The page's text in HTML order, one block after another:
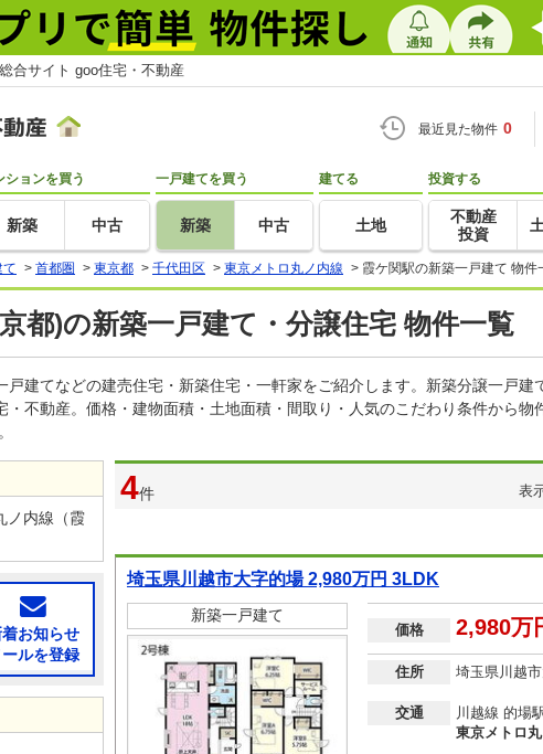
合サイト goo住宅・不動産
最近見た物件 0
ションを買う
新築 中古
一戸建てを買う
新築 中古
建てる
土地
投資する
不動産
投資
て > 首都圏 > 東京都 > 千代田区 > 東京メトロ丸ノ内線 > 霞ケ関駅の新築一戸建て 物件
都)の新築一戸建て・分譲住宅 物件一覧
戸建てなどの建売住宅・新築住宅・一軒家をご紹介します。新築分譲一戸
・不動産。価格・建物面積・土地面積・間取り・人気のこだわり条件から物
4件 表
埼玉県川越市大字的場 2,980万円 3LDK
新築一戸建て
価格 2,980万
住所 埼玉県川越
交通
川越線 的場
東京メトロ
ノ内線（霞
着お知らせ
ールを登録